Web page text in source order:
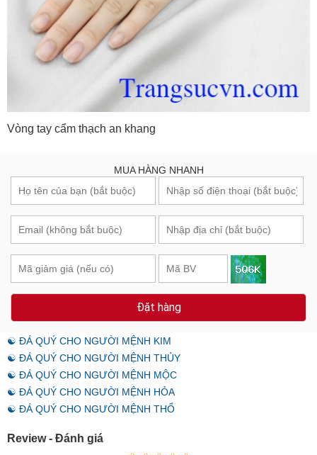
Vòng tay cẩm thạch an khang
MUA HÀNG NHANH
Đặt hàng
☯ ĐÁ QUÝ CHO NGƯỜI MỆNH KIM
☯ ĐÁ QUÝ CHO NGƯỜI MỆNH THỦY
☯ ĐÁ QUÝ CHO NGƯỜI MỆNH MỘC
☯ ĐÁ QUÝ CHO NGƯỜI MỆNH HỎA
☯ ĐÁ QUÝ CHO NGƯỜI MỆNH THỔ
Review - Đánh giá